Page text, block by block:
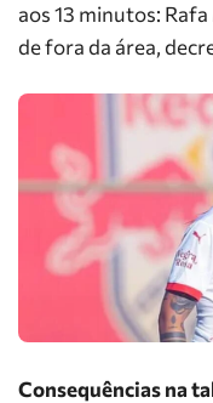
aos 13 minutos:
de fora da área,
Consequências na